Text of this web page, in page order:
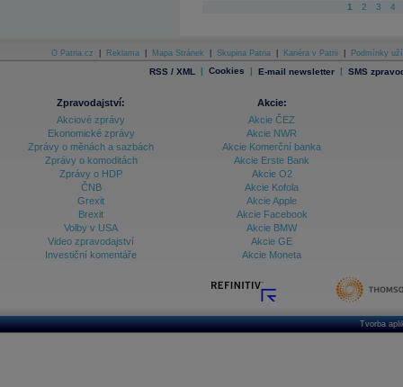
1 2 3 4
O Patria.cz Reklama Mapa Stránek Skupina Patria Kariéra v Patrii Podmínky
RSS / XML | Cookies | E-mail newsletter | SMS
Zpravodajství:
Akciové zprávy
Ekonomické zprávy
Zprávy o měnách a sazbách
Zprávy o komoditách
Zprávy o HDP
ČNB
Grexit
Brexit
Volby v USA
Video zpravodajství
Investiční komentáře
Akcie:
Akcie ČEZ
Akcie NWR
Akcie Komerční banka
Akcie Erste Bank
Akcie O2
Akcie Kofola
Akcie Apple
Akcie Facebook
Akcie BMW
Akcie GE
Akcie Moneta
Tvorba